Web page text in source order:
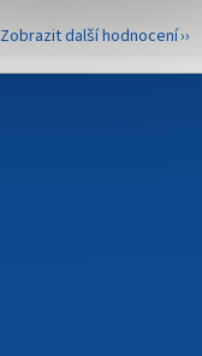
Zobrazit další hodnocení